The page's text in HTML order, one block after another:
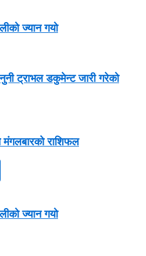
ज्यान गयो
ट्राभल डकुमेन्ट जारी गरेको
राशिफल
ज्यान गयो